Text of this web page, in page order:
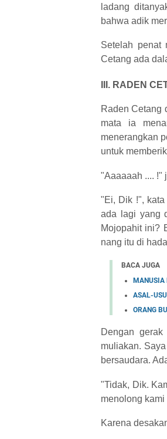
ladang
bahwa adik
Setelah penat
Cetang ada
III. RADEN
Raden Cetang
mata ia
menerangkan
untuk
"Aaaaaah .... !"
"Ei, Dik !",
ada lagi yang
Mojopahit ini?
nang itu di
BACA JUGA
MANUSIA
ASAL-
ORANG
Dengan
muliakan.
bersaudara.
"Tidak, Dik.
menolong
Karena